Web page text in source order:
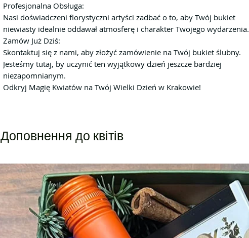
Profesjonalna Obsługa:
Nasi doświadczeni florystyczni artyści zadbać o to, aby Twój bukiet
niewiasty idealnie oddawał atmosferę i charakter Twojego wydarzenia.
Zamów Już Dziś:
Skontaktuj się z nami, aby złożyć zamówienie na Twój bukiet ślubny.
Jesteśmy tutaj, by uczynić ten wyjątkowy dzień jeszcze bardziej
niezapomnianym.
Odkryj Magię Kwiatów na Twój Wielki Dzień w Krakowie!
Доповнення до квітів